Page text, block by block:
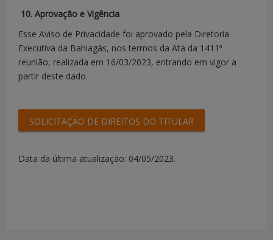
- CADASTRO
PRESTADORES DE
SERVIÇO
LEGAL
- INSCRIÇÃO
ESTADUAL E
- TELEFONES
- SITE
- E-MAIL
de
fornecimento.
O número PIS
10. Aprovação e Vigência
Esse Aviso de Privacidade foi aprovado pela Diretoria
Executiva da Bahiagás, nos termos da Ata da 1411ª
reunião, realizada em 16/03/2023, entrando em vigor a
partir deste dado.
SOLICITAÇÃO DE DIREITOS DO TITULAR
Data da última atualização: 04/05/2023.